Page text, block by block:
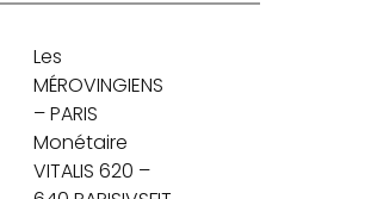
Les
MÉROVINGIENS
– PARIS
Monétaire
VITALIS 620 –